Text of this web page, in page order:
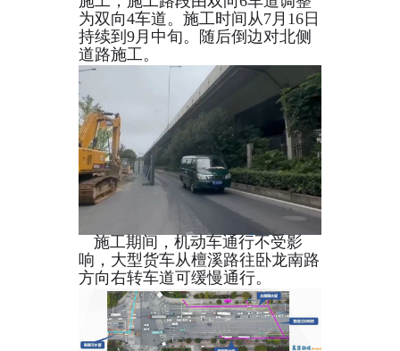
为双向4车道。施工时间从7月16日
持续到9月中旬。随后倒边对北侧
道路施工。
施工期间，机动车通行不受影
响，大型货车从檀溪路往卧龙南路
方向右转车道可缓慢通行。